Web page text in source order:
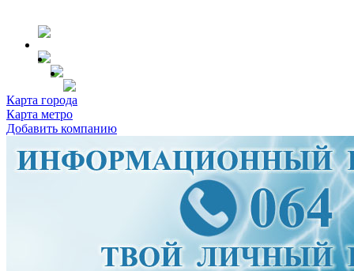
Карта города
Карта метро
Добавить компанию